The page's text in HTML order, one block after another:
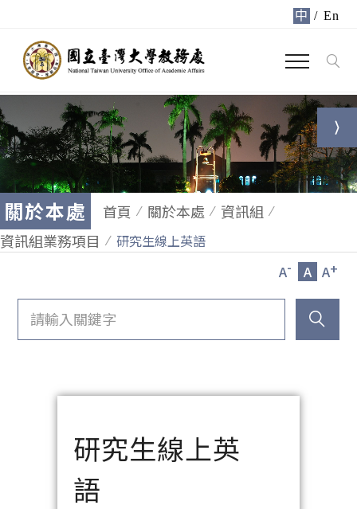
中 / En
關於本處 首頁 關於本處
資訊組
資訊組業務項目
研究生線上英語
A- A A+
研究生線上英
語